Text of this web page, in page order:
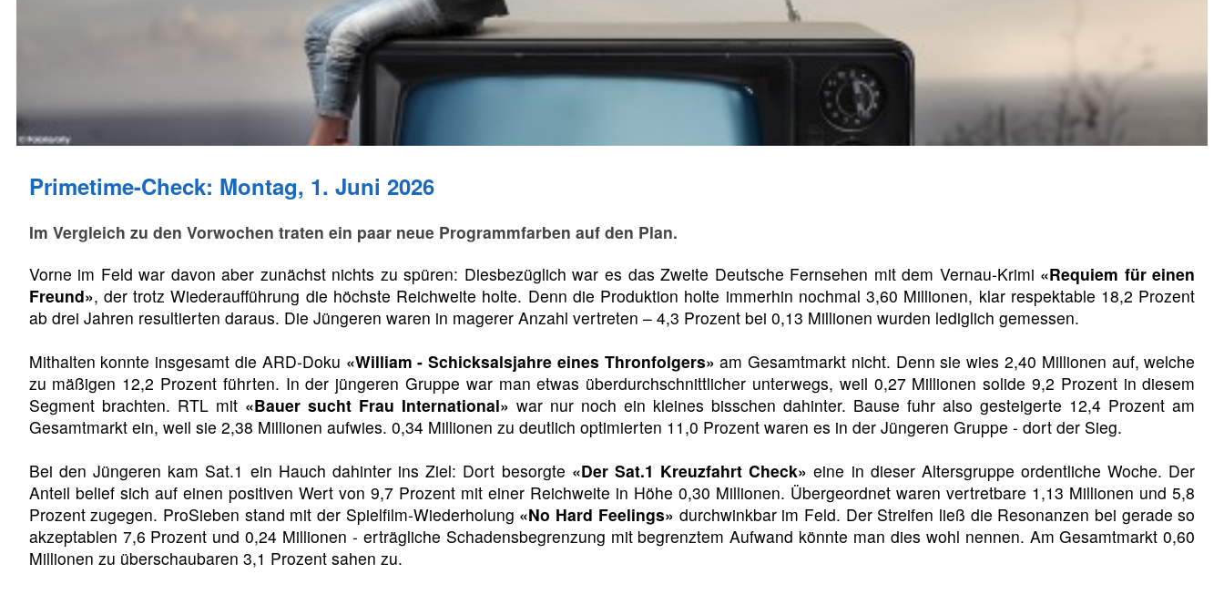
Primetime-Check: Montag, 1. Juni 2026
Im Vergleich zu den Vorwochen traten ein paar neue Programmfarben auf den Plan.
Vorne im Feld war davon aber zunächst nichts zu spüren: Diesbezüglich war es das Zweite Deutsche Fernsehen mit dem Vernau-Krimi «Requiem für einen
Freund», der trotz Wiederaufführung die höchste Reichweite holte. Denn die Produktion holte immerhin nochmal 3,60 Millionen, klar respektable 18,2 Prozent
ab drei Jahren resultierten daraus. Die Jüngeren waren in magerer Anzahl vertreten – 4,3 Prozent bei 0,13 Millionen wurden lediglich gemessen.
Mithalten konnte insgesamt die ARD-Doku «William - Schicksalsjahre eines Thronfolgers» am Gesamtmarkt nicht. Denn sie wies 2,40 Millionen auf, welche
zu mäßigen 12,2 Prozent führten. In der jüngeren Gruppe war man etwas überdurchschnittlicher unterwegs, weil 0,27 Millionen solide 9,2 Prozent in diesem
Segment brachten. RTL mit «Bauer sucht Frau International» war nur noch ein kleines bisschen dahinter. Bause fuhr also gesteigerte 12,4 Prozent am
Gesamtmarkt ein, weil sie 2,38 Millionen aufwies. 0,34 Millionen zu deutlich optimierten 11,0 Prozent waren es in der Jüngeren Gruppe - dort der Sieg.
Bei den Jüngeren kam Sat.1 ein Hauch dahinter ins Ziel: Dort besorgte «Der Sat.1 Kreuzfahrt Check» eine in dieser Altersgruppe ordentliche Woche. Der
Anteil belief sich auf einen positiven Wert von 9,7 Prozent mit einer Reichweite in Höhe 0,30 Millionen. Übergeordnet waren vertretbare 1,13 Millionen und 5,8
Prozent zugegen. ProSieben stand mit der Spielfilm-Wiederholung «No Hard Feelings» durchwinkbar im Feld. Der Streifen ließ die Resonanzen bei gerade so
akzeptablen 7,6 Prozent und 0,24 Millionen - erträgliche Schadensbegrenzung mit begrenztem Aufwand könnte man dies wohl nennen. Am Gesamtmarkt 0,60
Millionen zu überschaubaren 3,1 Prozent sahen zu.